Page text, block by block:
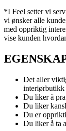
*I Feel setter vi
vi ønsker alle
med oppriktig
vise kunden
Det aller
interiørbutikk
Du liker å
Du liker
Du er
Du liker å ta